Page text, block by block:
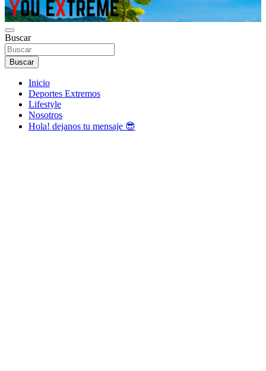
YOU EXTREME
YX Deportes Extremos Lifestyle
Buscar
Buscar
Inicio
Deportes Extremos
Lifestyle
Nosotros
Hola! dejanos tu mensaje 😎